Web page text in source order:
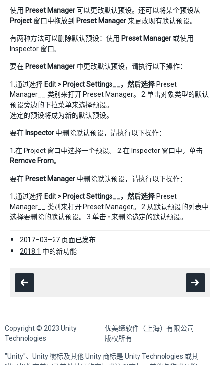
使用 Preset Manager可以更改默认预设。还可以将某个预设从
Project 窗口中拖放到 Preset Manager来更改现有默认预设。
有两种方法可以删除默认预设：使用 Preset Manager 或使用
Inspector 窗口。
要在 Preset Manager 中更改默认预设，请执行以下操作：
1.通过选择 Edit > Project Settings__，然后选择 Preset
Manager__ 类别来打开 Preset Manager。 2.单击对象类型的默认
预设旁边的下拉菜单来选择预设。
选定的预设将成为新的默认预设。
要在 Inspector 中删除默认预设，请执行以下操作：
1.在 Project 窗口中选择一个预设。 2.在 Inspector 窗口中，单击
Remove From。
要在 Preset Manager 中删除默认预设，请执行以下操作：
1.通过选择 Edit > Project Settings__，然后选择 Preset
Manager__ 类别来打开 Preset Manager。 2.从默认预设的列表中
选择要删除的默认预设。 3.单击 -来删除选定的默认预设。
2017–03–27 页面已发布
2018.1 中的新功能
Copyright © 2023 Unity
Technologies
优美缔软件（上海）有限公司
版权所有
"Unity"、Unity 徽标及其他 Unity 商标是 Unity Technologies 或其